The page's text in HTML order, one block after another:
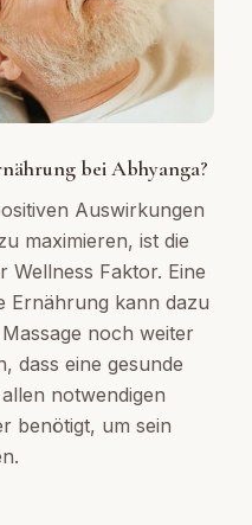
bei Abhyanga?
Auswirkungen
maximieren, ist die
Wellness Faktor. Eine
Ernährung kann dazu
noch weiter
dass eine gesunde
notwendigen
benötigt, um sein